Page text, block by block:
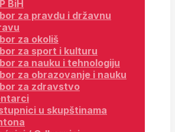
BiH
za pravdu i državnu
za okoliš
za sport i kulturu
za nauku i tehnologiju
za obrazovanje i nauku
za zdravstvo
u skupštinama